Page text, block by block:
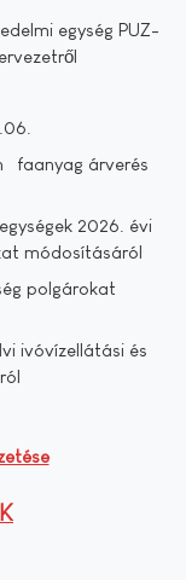
egység PUZ-
faanyag árverés
2026. évi
módosításáról
polgárokat
ivóvízellátási és